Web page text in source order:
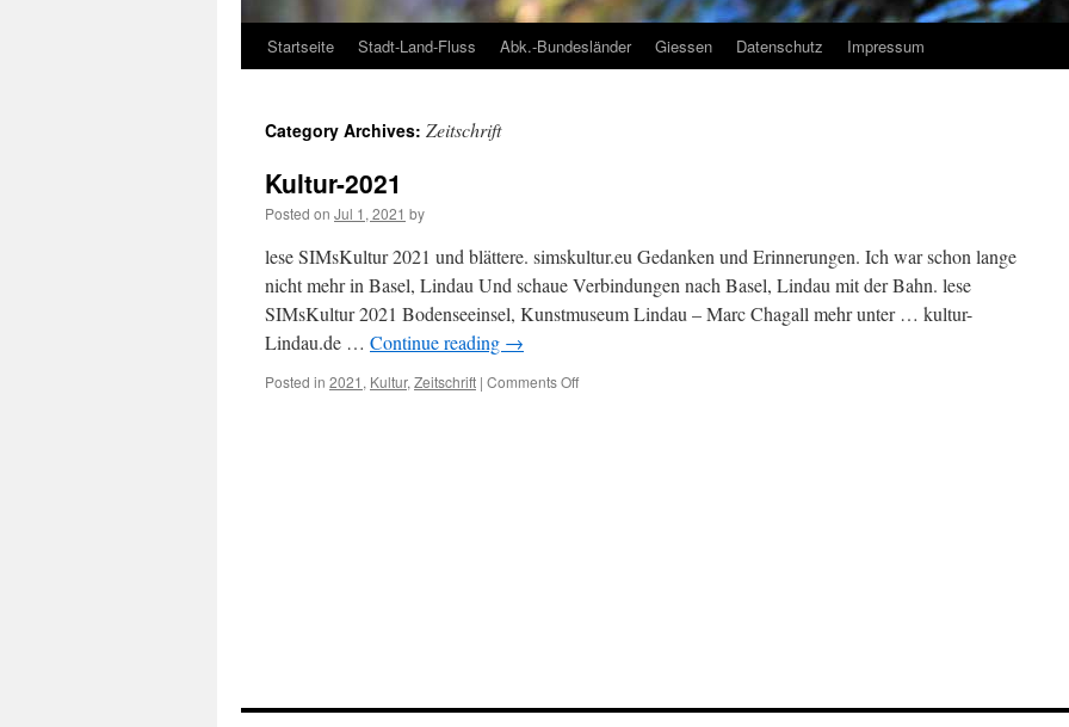
Startseite Stadt-Land-Fluss Abk.-Bundesländer Giessen Datenschutz Impressum
Category Archives: Zeitschrift
Kultur-2021
Posted on Jul 1, 2021 by
lese SIMsKultur 2021 und blättere. simskultur.eu Gedanken und Erinnerungen. Ich war schon lange
nicht mehr in Basel, Lindau Und schaue Verbindungen nach Basel, Lindau mit der Bahn. lese
SIMsKultur 2021 Bodenseeinsel, Kunstmuseum Lindau – Marc Chagall mehr unter … kultur-
Lindau.de … Continue reading →
Posted in 2021 , Kultur, Zeitschrift | Comments Off